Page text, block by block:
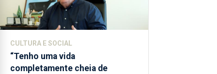
significativo”
da CPUE
entre 2022
CULTURA E SOCIAL
“Tenho uma vida
completamente cheia de